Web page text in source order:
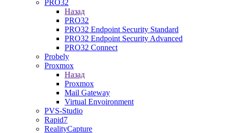
PRO32
Назад
PRO32
PRO32 Endpoint Security Standard
PRO32 Endpoint Security Advanced
PRO32 Connect
Probely
Proxmox
Назад
Proxmox
Mail Gateway
Virtual Envoironment
PVS-Studio
Rapid7
RealityCapture